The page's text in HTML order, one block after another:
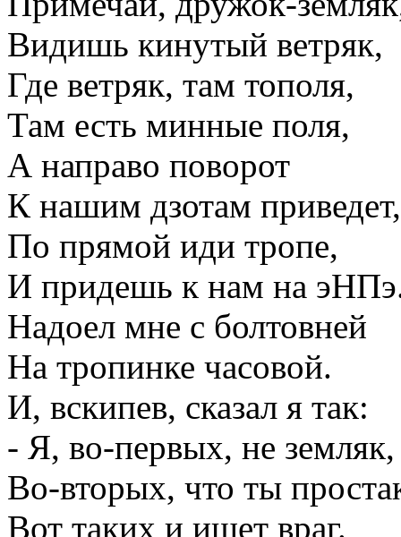
Видишь кинутый ветряк,
Где ветряк, там тополя,
Там есть минные поля,
А направо поворот
К нашим дзотам приведет,
По прямой иди тропе,
И придешь к нам на
Надоел мне с болтовней
На тропинке часовой.
И, вскипев, сказал я так:
- Я, во-первых, не земляк,
Во-вторых, что ты
Вот таких и ищет враг.